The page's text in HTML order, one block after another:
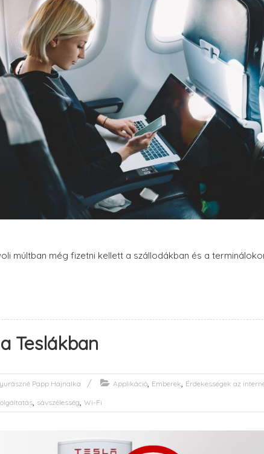
múltban még fizetni kellett a szállodákban és a
Teslákban
Papp Hajnalka Applikáció Emberek Érdekességek az
sávszélesség Wi-Fi